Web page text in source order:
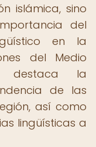
islámica, sino
del
en la
del Medio
destaca la
de las
así como
lingüísticas a